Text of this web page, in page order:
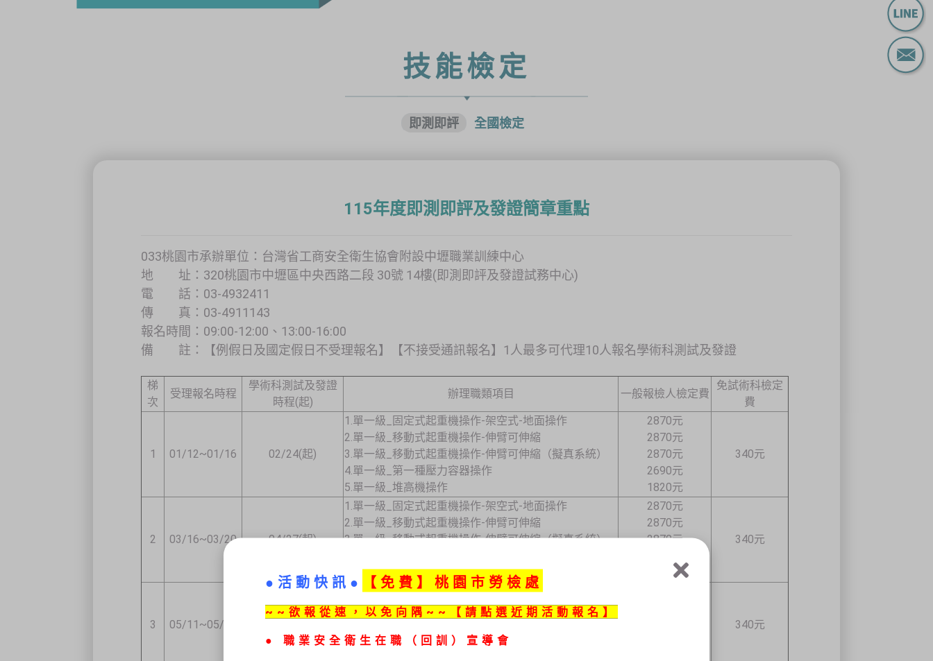
技能檢定
即測即評 全國檢定
115年度即測即評及發證簡章重點
033桃園市承辦單位：台灣省工商安全衛生協會附設中壢職業訓練中心
地 址：320桃園市中壢區中央西路二段 30號 14樓(即測即評及發證試務中心)
電 話：03-4932411
傳 真：03-4911143
報名時間：09:00-12:00、13:00-16:00
備 註：【例假日及國定假日不受理報名】【不接受通訊報名】1人最多可代理10人報名學術科測試及發證
梯
次
受理報名時程
學術科測試及發證
時程(起)
辦理職類項目 一般報檢人檢定費
免試術科檢定
費
1 01/12~01/16 02/24(起)
1.單一級_固定式起重機操作-架空式-地面操作
2.單一級_移動式起重機操作-伸臂可伸縮
3.單一級_移動式起重機操作-伸臂可伸縮（擬真系統）
4.單一級_第一種壓力容器操作
5.單一級_堆高機操作
2870元
2870元
2870元
2690元
1820元
340元
2 03/16~03/20 04/27(起)
1.單一級_固定式起重機操作-架空式-地面操作
2.單一級_移動式起重機操作-伸臂可伸縮
3.單一級_移動式起重機操作-伸臂可伸縮（擬真系統）
5.單一級_堆高機操作
2870元
2870元
2870元
1820元
340元
3 05/11~05/15
1.單一級_固定式起重機操作-架空式-地面操作
2.單一級_移動式起重機操作-伸臂可伸縮
4.單一級_第一種壓力容器操作
340元
●活動快訊● 【免 費】桃園市勞檢處
~~欲報從速，以免向隅~~【請點選近期活動報名】
● 職業安全衛生在職（回訓）宣導會